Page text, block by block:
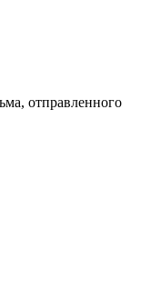
отправленного